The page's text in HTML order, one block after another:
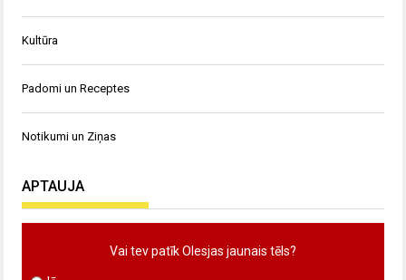
Kultūra
Padomi un Receptes
Notikumi un Ziņas
APTAUJA
Vai tev patīk Olesjas jaunais tēls?